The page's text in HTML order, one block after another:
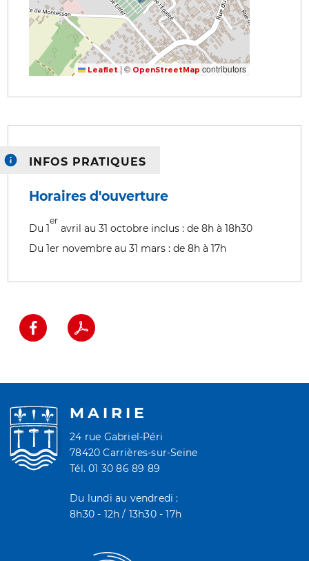
Leaflet | © OpenStreetMap contributors
INFOS PRATIQUES
Horaires d'ouverture
Du 1
er
avril au 31 octobre inclus : de 8h à 18h30
Du 1er novembre au 31 mars : de 8h à 17h
MAIRIE
24 rue Gabriel-Péri
78420 Carrières-sur-Seine
Tél. 01 30 86 89 89
Du lundi au vendredi :
8h30 - 12h / 13h30 - 17h